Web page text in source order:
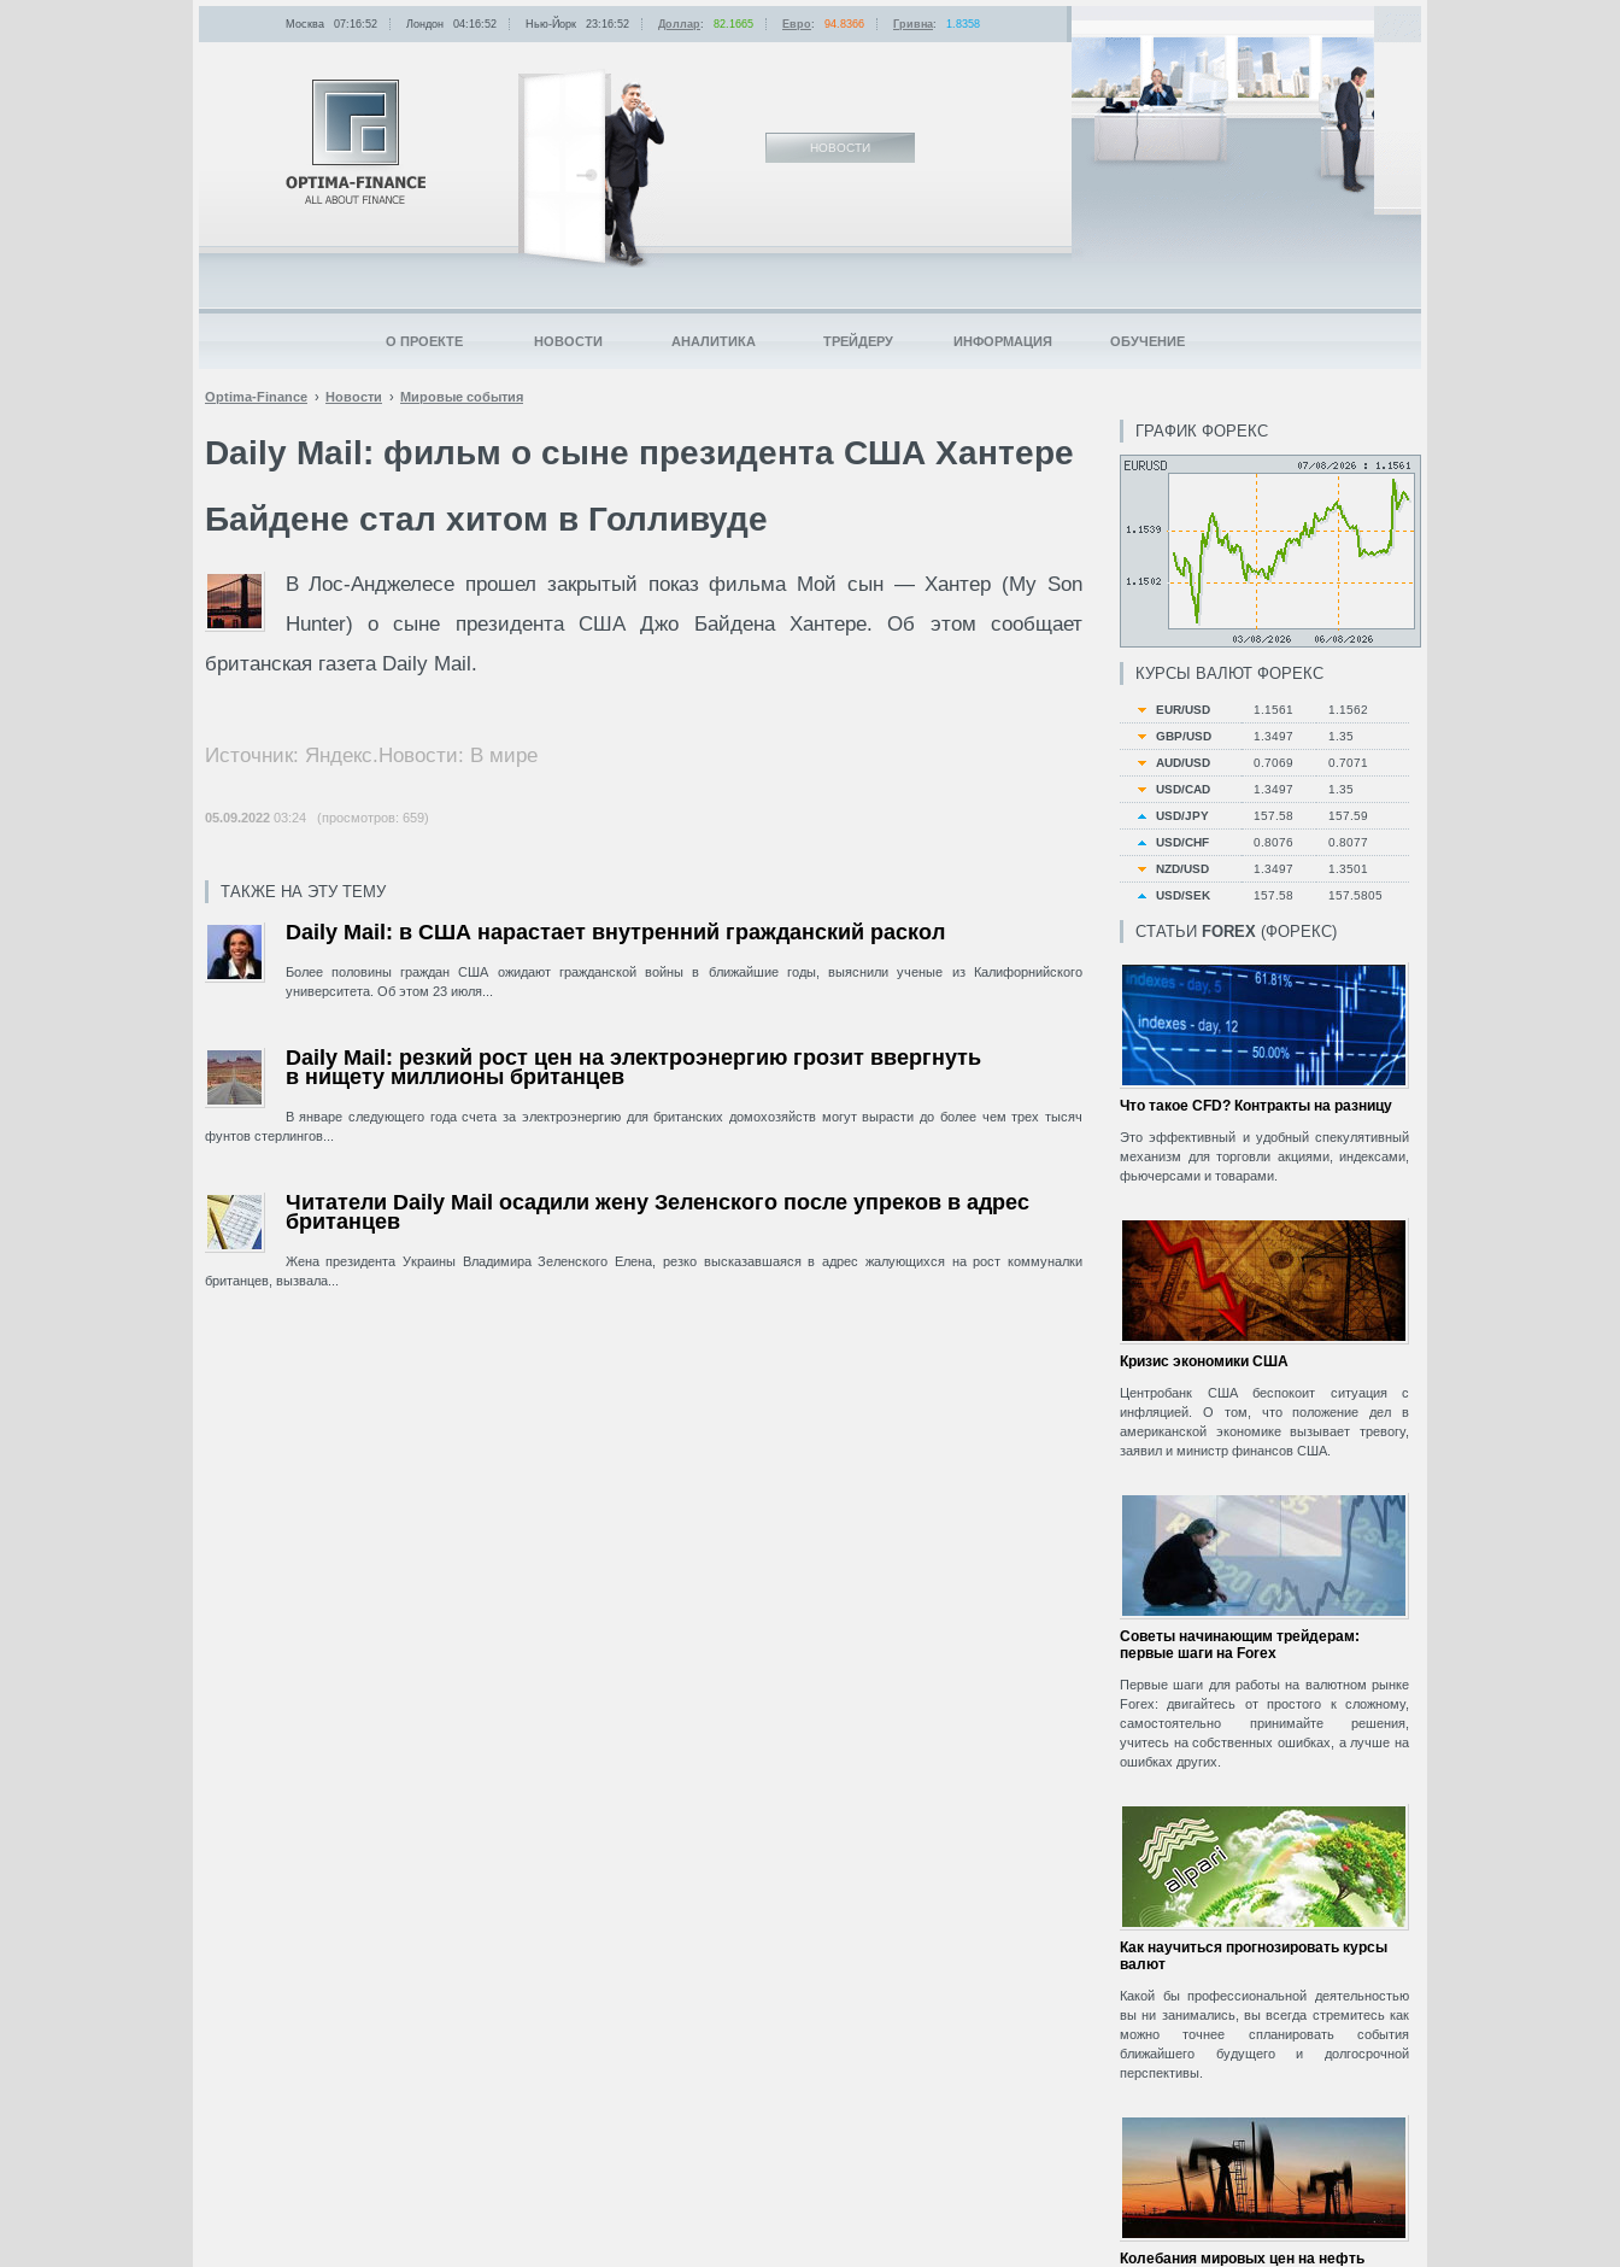
Optima-Finance Новости Мировые события
Daily Mail: фильм о сыне президента США Хантере
Байдене стал хитом в Голливуде
В Лос-Анджелесе прошел закрытый показ фильма Мой сын — Хантер (My Son
Hunter) о сыне президента США Джо Байдена Хантере. Об этом сообщает
британская газета Daily Mail.
Источник: Яндекс.Новости: В мире
05.09.2022 03:24 (просмотров: 659)
ТАКЖЕ НА ЭТУ ТЕМУ
Daily Mail: в США нарастает внутренний гражданский раскол
Более половины граждан США ожидают гражданской войны в ближайшие годы, выяснили ученые из Калифорнийского
университета. Об этом 23 июля...
Daily Mail: резкий рост цен на электроэнергию грозит ввергнуть
в нищету миллионы британцев
В январе следующего года счета за электроэнергию для британских домохозяйств могут вырасти до более чем трех тысяч
фунтов стерлингов...
Читатели Daily Mail осадили жену Зеленского после упреков в адрес
британцев
Жена президента Украины Владимира Зеленского Елена, резко высказавшаяся в адрес жалующихся на рост коммуналки
британцев, вызвала...
ГРАФИК ФОРЕКС
КУРСЫ ВАЛЮТ ФОРЕКС
EUR/USD 1.1561
1.1562
GBP/USD
1.3497
1.35
AUD/USD
0.7069
0.7071
USD/CAD
1.3497
1.35
USD/JPY
157.58
157.59
USD/CHF
0.8076
0.8077
NZD/USD
1.3497
1.3501
USD/SEK
157.58 157.5805
СТАТЬИ FOREX (ФОРЕКС)
Что такое CFD? Контракты на разницу
Это эффективный и удобный спекулятивный
механизм для торговли акциями, индексами,
фьючерсами и товарами.
Кризис экономики США
Центробанк США беспокоит ситуация с
инфляцией. О том, что положение дел в
американской экономике вызывает тревогу,
заявил и министр финансов США.
Советы начинающим трейдерам:
первые шаги на Forex
Первые шаги для работы на валютном рынке
Forex: двигайтесь от простого к сложному,
самостоятельно принимайте решения,
учитесь на собственных ошибках, а лучше на
ошибках других.
Как научиться прогнозировать курсы
валют
Какой бы профессиональной деятельностью
вы ни занимались, вы всегда стремитесь как
можно точнее спланировать события
ближайшего будущего и долгосрочной
перспективы.
Колебания мировых цен на нефть
НОВОСТИ
Москва 07:16:52 Лондон 04:16:52 Нью-Йорк 23:16:52 Доллар: 82.1665 Евро: 94.8366 Гривна: 1.8358
О ПРОЕКТЕ НОВОСТИ АНАЛИТИКА ТРЕЙДЕРУ ИНФОРМАЦИЯ ОБУЧЕНИЕ